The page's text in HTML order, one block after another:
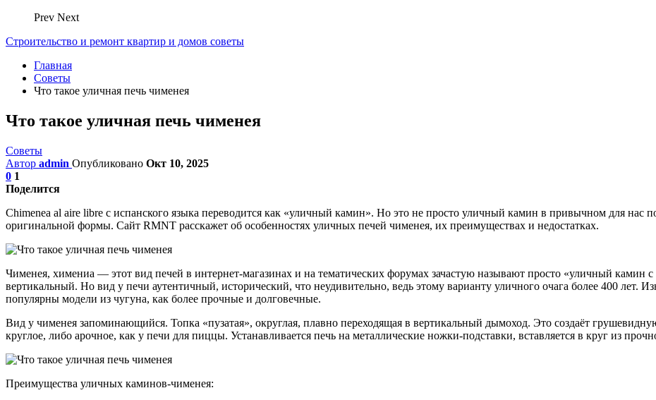
Prev Next
Строительство и ремонт квартир и домов советы
Главная
Советы
Что такое уличная печь чименея
Что такое уличная печь чименея
Советы
Автор admin Опубликовано Окт 10, 2025
0 1
Поделится
Сhimenea al aire libre с испанского языка переводится как «уличный камин». Но это не просто уличный камин в привычном для нас
оригинальной формы. Сайт RMNT расскажет об особенностях уличных печей чименея, их преимуществах и недостатках.
Чименея, химениа — этот вид печей в интернет-магазинах и на тематических форумах зачастую называют просто «уличный
вертикальный. Но вид у печи аутентичный, исторический, что неудивительно, ведь этому варианту уличного очага более 400 лет.
популярны модели из чугуна, как более прочные и долговечные.
Вид у чименея запоминающийся. Топка «пузатая», округлая, плавно переходящая в вертикальный дымоход. Это создаёт
круглое, либо арочное, как у печи для пиццы. Устанавливается печь на металлические ножки-подставки, вставляется в круг из
Преимущества уличных каминов-чименея: